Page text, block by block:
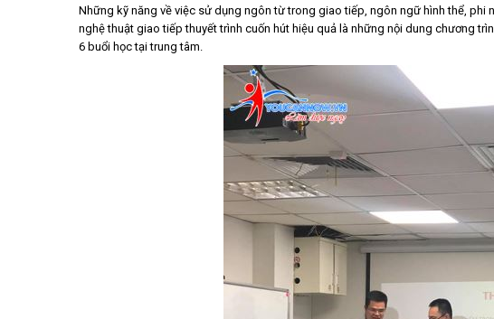
Những kỹ năng về việc sử dụng ngôn từ trong giao tiếp, ngôn ngữ hình thể,
nghệ thuật giao tiếp thuyết trình cuốn hút hiệu quả là những nội dung chương
6 buổi học tại trung tâm.